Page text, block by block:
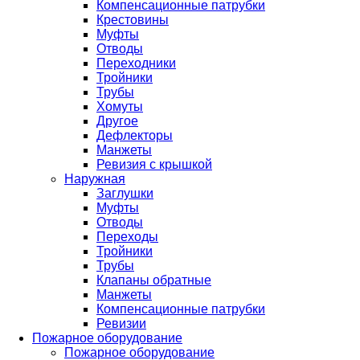
Компенсационные патрубки
Крестовины
Муфты
Отводы
Переходники
Тройники
Трубы
Хомуты
Другое
Дефлекторы
Манжеты
Ревизия с крышкой
Наружная
Заглушки
Муфты
Отводы
Переходы
Тройники
Трубы
Клапаны обратные
Манжеты
Компенсационные патрубки
Ревизии
Пожарное оборудование
Пожарное оборудование